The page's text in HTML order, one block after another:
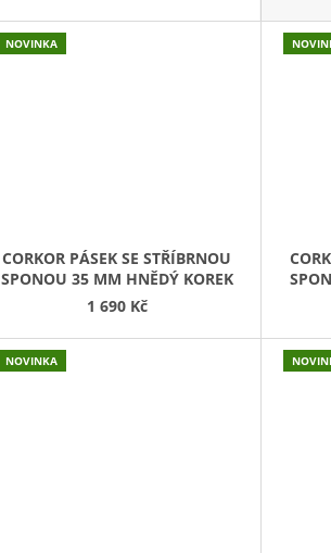
NOVINKA
CORKOR PÁSEK SE STŘÍBRNOU
SPONOU 35 MM HNĚDÝ KOREK
1 690 Kč
NOVINKA